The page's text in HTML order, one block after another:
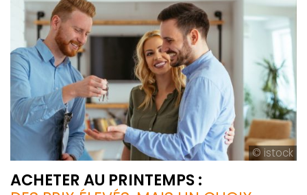
© istock
ACHETER AU PRINTEMPS :